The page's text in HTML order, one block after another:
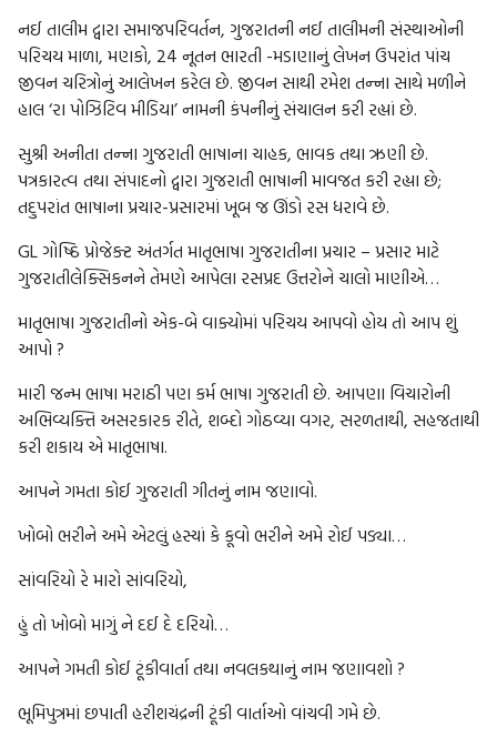
નઈ તાલીમ દ્વારા સમાજપરિવર્તન, ગુજરાતની નઈ તાલીમની સંસ્થાઓની
પરિચય માળા, મણકો, 24 નૂતન ભારતી -મડાણાનું લેખન ઉપરાંત પાંચ
જીવન ચરિત્રોનું આલેખન કરેલ છે. જીવન સાથી રમેશ તન્ના સાથે મળીને
હાલ ‘રા પોઝિટિવ મીડિયા’ નામની કંપનીનું સંચાલન કરી રહ્યાં છે.
સુશ્રી અનીતા તન્ના ગુજરાતી ભાષાના ચાહક, ભાવક તથા ઋણી છે.
પત્રકારત્વ તથા સંપાદનો દ્વારા ગુજરાતી ભાષાની માવજત કરી રહ્યા છે;
તદુપરાંત ભાષાના પ્રચાર-પ્રસારમાં ખૂબ જ ઊંડો રસ ધરાવે છે.
GL ગોષ્ઠિ પ્રોજેક્ટ અંતર્ગત માતૃભાષા ગુજરાતીના પ્રચાર – પ્રસાર માટે
ગુજરાતીલેક્સિકનને તેમણે આપેલા રસપ્રદ ઉત્તરોને ચાલો માણીએ…
માતૃભાષા ગુજરાતીનો એક-બે વાક્યોમાં પરિચય આપવો હોય તો આપ શું
આપો ?
મારી જન્મ ભાષા મરાઠી પણ કર્મ ભાષા ગુજરાતી છે. આપણા વિચારોની
અભિવ્યક્તિ અસરકારક રીતે, શબ્દો ગોઠવ્યા વગર, સરળતાથી, સહજતાથી
કરી શકાય એ માતૃભાષા.
આપને ગમતા કોઈ ગુજરાતી ગીતનું નામ જણાવો.
ખોબો ભરીને અમે એટલું હસ્યાં કે કૂવો ભરીને અમે રોઈ પડ્યા…
સાંવરિયો રે મારો સાંવરિયો,
હું તો ખોબો માગું ને દઈ દે દરિયો…
આપને ગમતી કોઈ ટૂંકીવાર્તા તથા નવલકથાનું નામ જણાવશો ?
ભૂમિપુત્રમાં છપાતી હરીશચંદ્રની ટૂંકી વાર્તાઓ વાંચવી ગમે છે.